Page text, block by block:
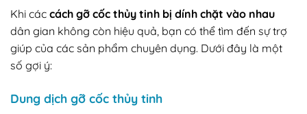
Khi các cách gỡ cốc thủy tinh bị dính chặt vào nhau
dân gian không còn hiệu quả, bạn có thể tìm đến sự trợ
giúp của các sản phẩm chuyên dụng. Dưới đây là một
số gợi ý:
Dung dịch gỡ cốc thủy tinh